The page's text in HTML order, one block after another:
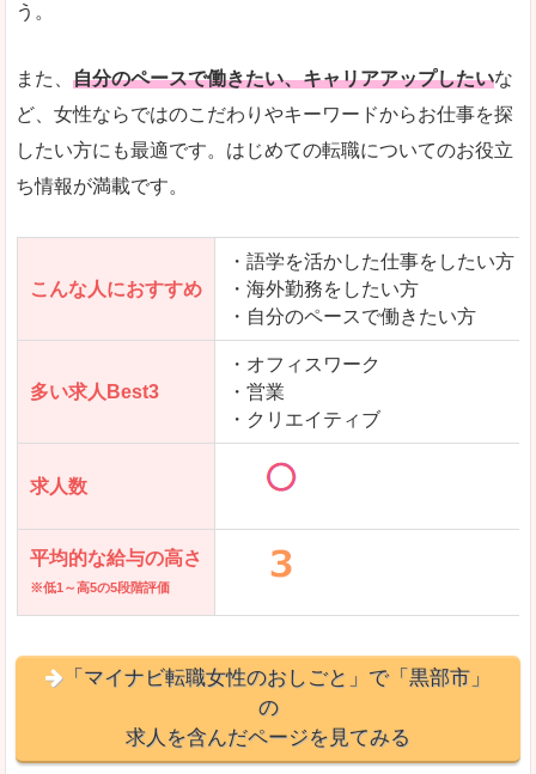
多少検索しづらいのですが、掲載情報はパッと目
「エン転職ウーマン」で「黒部市」の
う。
また、 自分のペースで働きたい、キャリアアップしたいな
ど、女性ならではのこだわりやキーワードからお仕事を探
したい方にも最適です。はじめての転職についてのお役立
ち情報が満載です。
こんな人におすすめ
・語学を活かした仕事をしたい方
・海外勤務をしたい方
・自分のペースで働きたい方
多い求人Best3
・オフィスワーク
・営業
・クリエイティブ
求人数
平均的な給与の高さ
※低1～高5の5段階評価
「マイナビ転職女性のおしごと」で「黒部市」
の
求人を含んだページを見てみる